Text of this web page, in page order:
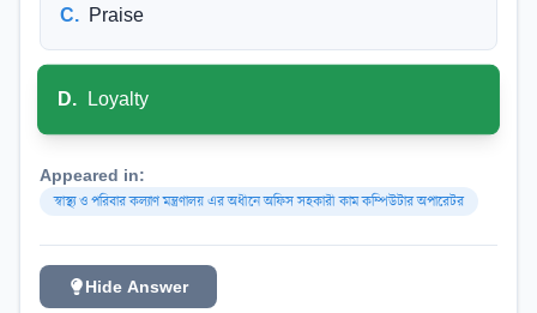
C. Praise
D. Loyalty
Appeared in:
স্বাস্থ্য ও পরিবার কল্যাণ মন্ত্রণালয় এর অধীনে অফিস সহকারী কাম কম্পিউটার অপারেটর
Hide Answer